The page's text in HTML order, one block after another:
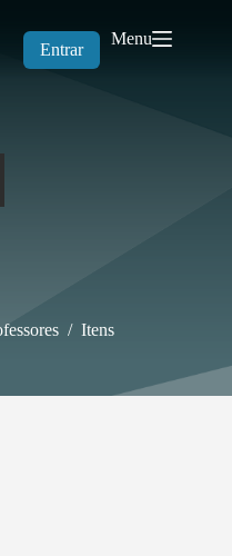
Entrar
Menu
/ Itens